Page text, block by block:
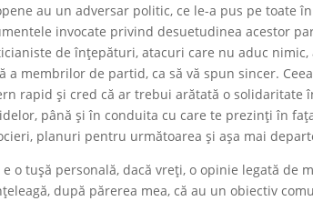
au un adversar politic, ce le-a pus pe toate
invocate privind desuetudinea acestor
de înțepături, atacuri care nu aduc
a membrilor de partid, ca să vă spun sincer.
rapid și cred că ar trebui arătată o
până și în conduita cu care te prezinți în
planuri pentru următoarea și așa mai
e o tușă personală, dacă vreți, o opinie legată
după părerea mea, că au un obiectiv